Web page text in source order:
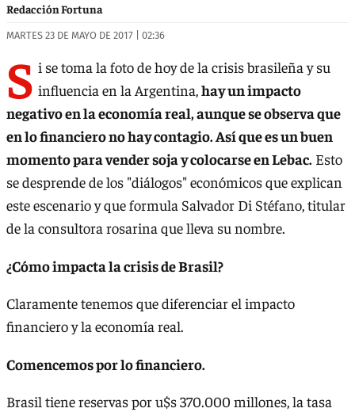
Redacción Fortuna
MARTES 23 DE MAYO DE 2017 | 02:36
S i se toma la foto de hoy de la crisis brasileña y su
influencia en la Argentina,hay un impacto
negativo en la economía real, aunque se observa que
en lo financiero no hay contagio. Así que es un buen
momento para vender soja y colocarse en Lebac. Esto
se desprende de los "diálogos" económicos que explican
este escenario y que formula Salvador Di Stéfano, titular
de la consultora rosarina que lleva su nombre.
¿Cómo impacta la crisis de Brasil?
Claramente tenemos que diferenciar el impacto
financiero y la economía real.
Comencemos por lo financiero.
Brasil tiene reservas por u$s 370.000 millones, la tasa